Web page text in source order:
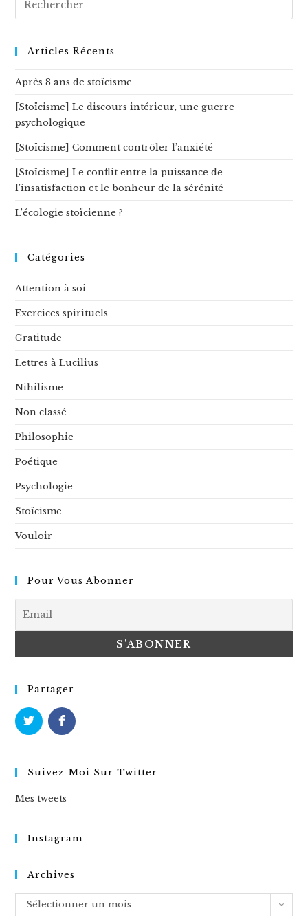
sur
siteArticles Récents
Après 8 ans de stoïcisme
[Stoïcisme] Le discours intérieur, une guerre
psychologique
[Stoïcisme] Comment contrôler l’anxiété
[Stoïcisme] Le conflit entre la puissance de
l’insatisfaction et le bonheur de la sérénité
L’écologie stoïcienne ?
Catégories
Attention à soi
Exercices spirituels
Gratitude
Lettres à Lucilius
Nihilisme
Non classé
Philosophie
Poétique
Psychologie
Stoïcisme
Vouloir
Pour Vous Abonner
Partager
Suivez-Moi Sur Twitter
Mes tweets
Instagram
Archives
Archives
Sélectionner un mois